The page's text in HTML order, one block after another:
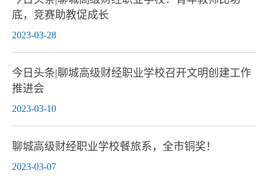
底，竞赛助教促成长
2023-03-28
今日头条|聊城高级财经职业学校召开文明创建工作
推进会
2023-03-10
聊城高级财经职业学校餐旅系，全市铜奖！
2023-03-07